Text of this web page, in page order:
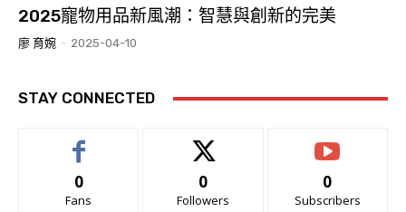
2025寵物用品新風潮：智慧與創新的完美
廖 育婉 - 2025-04-10
STAY CONNECTED
0
Fans
0
Followers
0
Subscribers